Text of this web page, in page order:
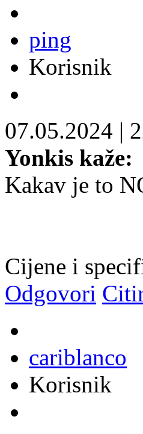
ping
Korisnik
07.05.2024 |
Yonkis kaže:
Kakav je to
Cijene i
Odgovori
cariblanco
Korisnik